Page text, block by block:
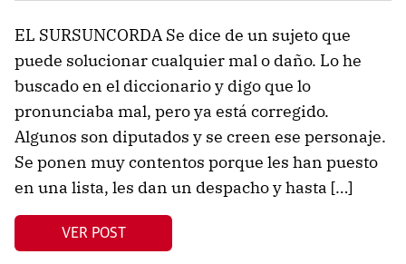
EL SURSUNCORDA Se dice de un sujeto que
puede solucionar cualquier mal o daño. Lo he
buscado en el diccionario y digo que lo
pronunciaba mal, pero ya está corregido.
Algunos son diputados y se creen ese personaje.
Se ponen muy contentos porque les han puesto
en una lista, les dan un despacho y hasta […]
VER POST